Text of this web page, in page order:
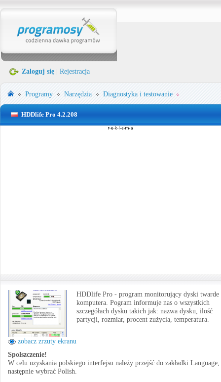
Zaloguj się Rejestracja
Programy Narzędzia Diagnostyka i testowanie
HDDlife Pro 4.2.208
zobacz zrzuty ekranu
HDDlife Pro - program monitorujący dyski twarde
komputera. Pogram informuje nas o wszystkich
szczegółach dysku takich jak: nazwa dysku, ilość
partycji, rozmiar, procent zużycia, temperatura.
Spolszczenie!
W celu uzyskania polskiego interfejsu należy przejść do zakładki Language,
następnie wybrać Polish.